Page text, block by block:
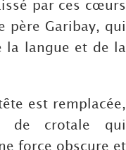
par ces cœurs
père Garibay, qui
la langue et de la
est remplacée,
de crotale qui
force obscure et